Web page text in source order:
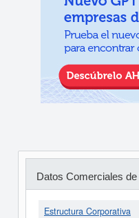
Datos Comerciales de
Estructura Corporativa